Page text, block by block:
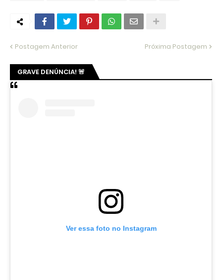
Postagem Anterior Próxima Postagem
GRAVE DENÚNCIA! 🚨
Ver essa foto no Instagram